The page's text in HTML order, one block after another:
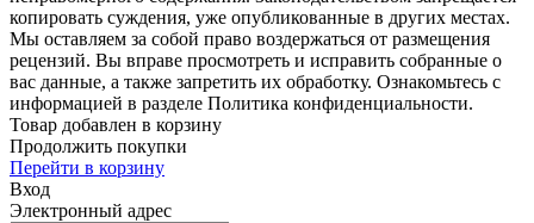
копировать суждения, уже опубликованные в других местах.
Мы оставляем за собой право воздержаться от размещения
рецензий. Вы вправе просмотреть и исправить собранные о
вас данные, а также запретить их обработку. Ознакомьтесь с
информацией в разделе Политика конфиденциальности.
Товар добавлен в корзину
Продолжить покупки
Перейти в корзину
Вход
Электронный адрес